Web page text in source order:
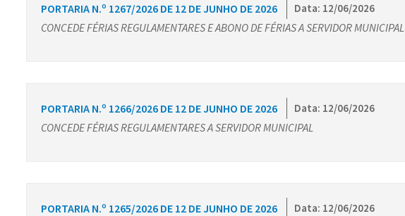
PORTARIA N.º 1267/2026 DE 12 DE JUNHO DE 2026 Data: 12/06/2026
CONCEDE FÉRIAS REGULAMENTARES E ABONO DE FÉRIAS A SERVIDOR MUNICIPAL
PORTARIA N.º 1266/2026 DE 12 DE JUNHO DE 2026 Data: 12/06/2026
CONCEDE FÉRIAS REGULAMENTARES A SERVIDOR MUNICIPAL
PORTARIA N.º 1265/2026 DE 12 DE JUNHO DE 2026 Data: 12/06/2026